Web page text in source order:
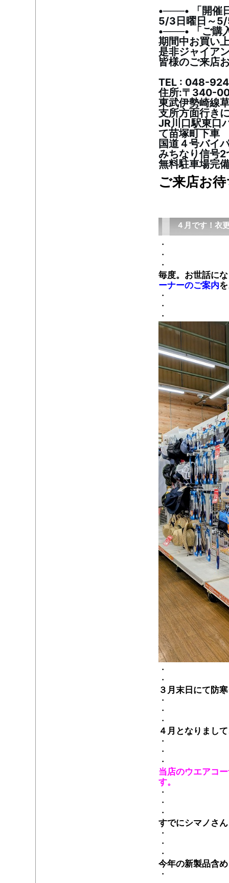
•───• 「開催
5/3日曜日～
•───• 「ご購
期間中お買い
是非ジャイア
皆様のご来店
TEL : 048-
住所:〒340-
東武伊勢崎線
支所方面行き
JR川口駅東口
て苗塚町下車
国道４号バイ
みちなり信号
無料駐車場完
ご来店お
４月です！衣
・
・
・
毎度。お世話に
ーナーのご案内
・
・
・
・
・
３月末日にて防
・
・
・
４月となりまし
・
・
・
当店のウエアコ
す。
・
・
・
すでにシマノさ
・
・
・
今年の新製品含
・